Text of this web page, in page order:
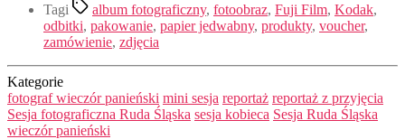
Tagi album fotograficzny, fotoobraz, Fuji Film, Kodak,
odbitki, pakowanie, papier jedwabny, produkty, voucher,
zamówienie, zdjęcia
Kategorie
fotograf wieczór panieński mini sesja reportaż reportaż z przyjęcia
Sesja fotograficzna Ruda Śląska sesja kobieca Sesja Ruda Śląska
wieczór panieński